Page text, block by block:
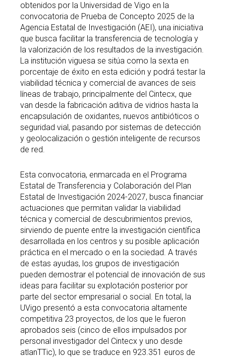
obtenidos por la Universidad de Vigo en la
convocatoria de Prueba de Concepto 2025 de la
Agencia Estatal de Investigación (AEI), una iniciativa
que busca facilitar la transferencia de tecnología y
la valorización de los resultados de la investigación.
La institución viguesa se sitúa como la sexta en
porcentaje de éxito en esta edición y podrá testar la
viabilidad técnica y comercial de avances de seis
líneas de trabajo, principalmente del Cintecx, que
van desde la fabricación aditiva de vidrios hasta la
encapsulación de oxidantes, nuevos antibióticos o
seguridad vial, pasando por sistemas de detección
y geolocalización o gestión inteligente de recursos
de red.
Esta convocatoria, enmarcada en el Programa
Estatal de Transferencia y Colaboración del Plan
Estatal de Investigación 2024-2027, busca financiar
actuaciones que permitan validar la viabilidad
técnica y comercial de descubrimientos previos,
sirviendo de puente entre la investigación científica
desarrollada en los centros y su posible aplicación
práctica en el mercado o en la sociedad. A través
de estas ayudas, los grupos de investigación
pueden demostrar el potencial de innovación de sus
ideas para facilitar su explotación posterior por
parte del sector empresarial o social. En total, la
UVigo presentó a esta convocatoria altamente
competitiva 23 proyectos, de los que le fueron
aprobados seis (cinco de ellos impulsados por
personal investigador del Cintecx y uno desde
atlanTTic), lo que se traduce en 923.351 euros de